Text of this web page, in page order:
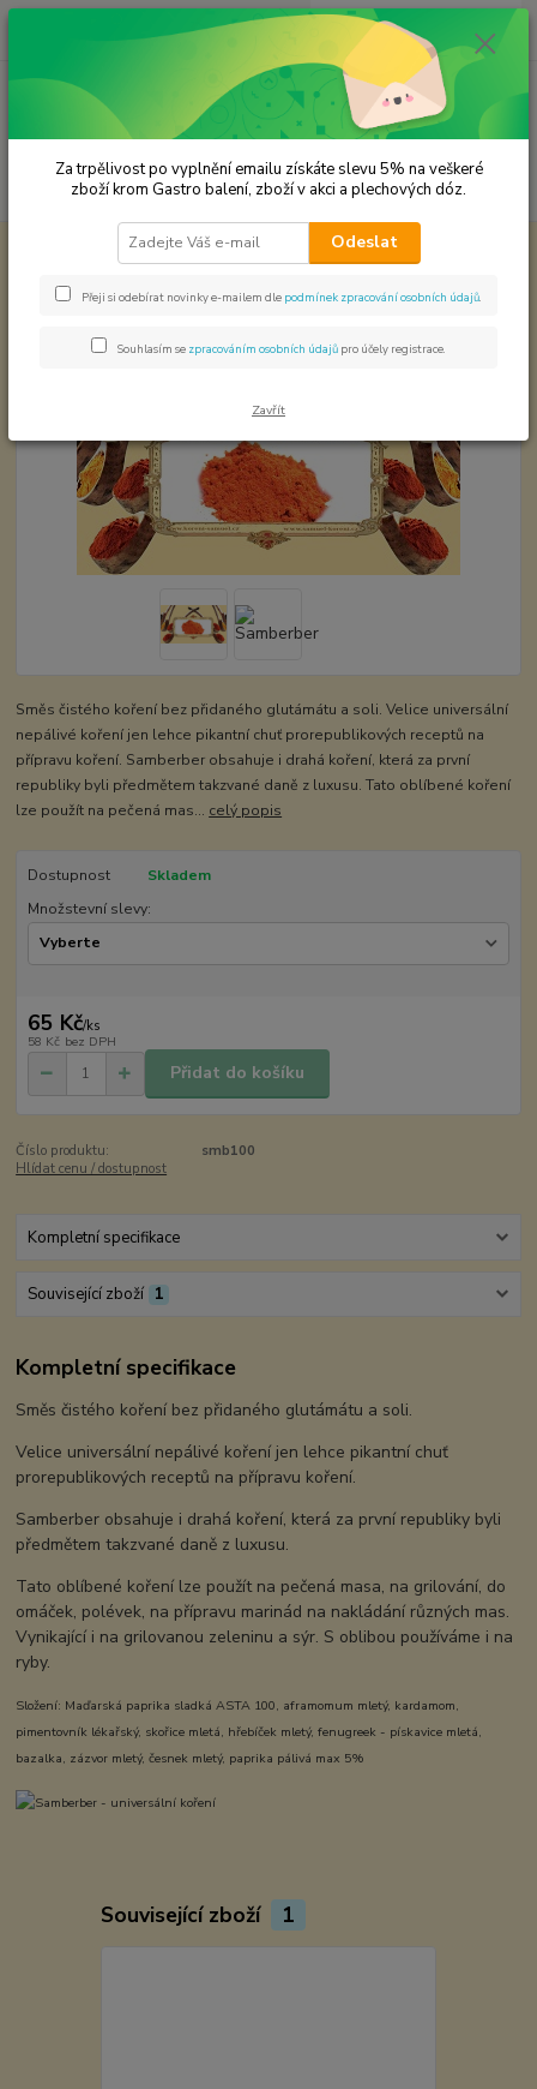
Menu
Hledat
ks
za 0,00 Kč
Koření od Samuela podle způsobu použití Samberber
Samberber
Směs čistého koření bez přidaného glutámátu a soli. Velice universální
nepálivé koření jen lehce pikantní chuť prorepublikových receptů na
přípravu koření. Samberber obsahuje i drahá koření, která za první
republiky byli předmětem takzvané daně z luxusu. Tato oblíbené koření
lze použít na pečená mas... celý popis
Dostupnost
Skladem
Množstevní slevy:
65 Kč/ks
58 Kč bez DPH
Přidat do košíku
Číslo produktu:
smb100
Hlídat cenu / dostupnost
Kompletní specifikace
Související zboží 1
Kompletní specifikace
Směs čistého koření bez přidaného glutámátu a soli.
Velice universální nepálivé koření jen lehce pikantní chuť
prorepublikových receptů na přípravu koření.
Samberber obsahuje i drahá koření, která za první republiky byli
předmětem takzvané daně z luxusu.
Tato oblíbené koření lze použít na pečená masa, na grilování, do
omáček, polévek, na přípravu marinád na nakládání různých mas.
Vynikající i na grilovanou zeleninu a sýr. S oblibou používáme i na
ryby.
Složení: Maďarská paprika sladká ASTA 100, aframomum mletý, kardamom,
pimentovník lékařský, skořice mletá, hřebíček mletý, fenugreek - pískavice mletá,
bazalka, zázvor mletý, česnek mletý, paprika pálivá max 5%
Související zboží 1
Za trpělivost po vyplnění emailu získáte slevu 5% na veškeré
zboží krom Gastro balení, zboží v akci a plechových dóz.
Odeslat
Přeji si odebírat novinky e-mailem dle podmínek zpracování osobních údajů
Souhlasím se zpracováním osobních údajů pro účely registrace.
Zavřít